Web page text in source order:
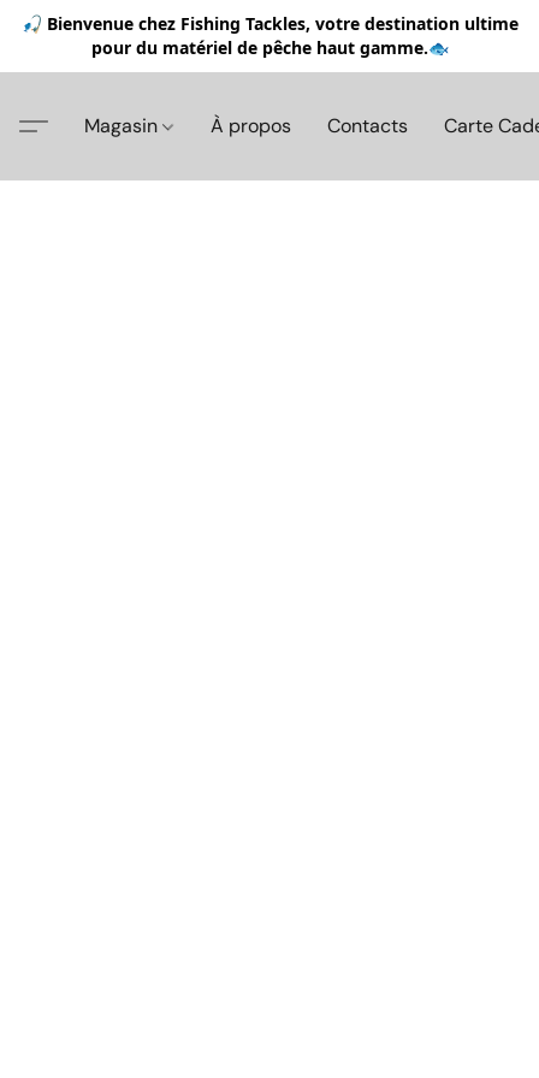
🎣 Bienvenue chez Fishing Tackles, votre destination ultime
pour du matériel de pêche haut gamme.🐟
Magasin À propos Contacts Carte